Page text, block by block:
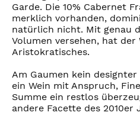
Garde. Die 10% Cabernet
merklich vorhanden,
natürlich nicht. Mit genau
Volumen versehen, hat
Aristokratisches.
Am Gaumen kein
ein Wein mit Anspruch,
Summe ein restlos
andere Facette des 2010er